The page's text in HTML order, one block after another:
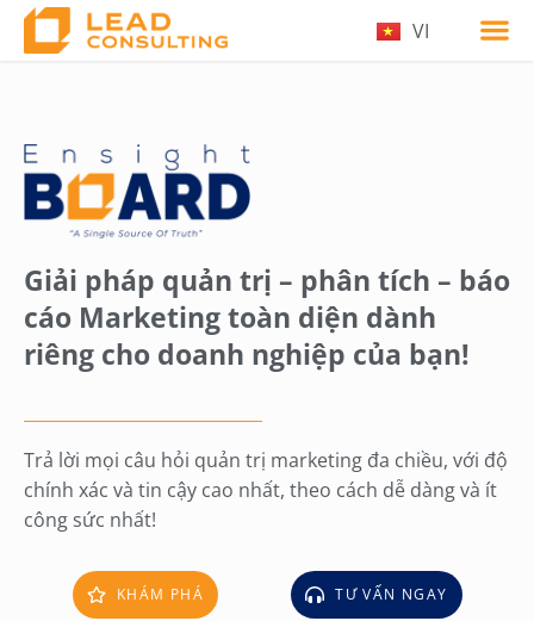
VI
EN
Giải pháp quản trị – phân tích – báo
cáo Marketing toàn diện dành
riêng cho doanh nghiệp của bạn!
Trả lời mọi câu hỏi quản trị marketing đa chiều, với độ
chính xác và tin cậy cao nhất, theo cách dễ dàng và ít
công sức nhất!
KHÁM PHÁ TƯ VẤN NGAY